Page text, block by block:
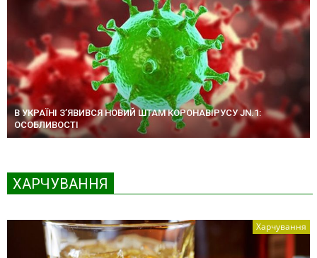
В УКРАЇНІ З’ЯВИВСЯ НОВИЙ ШТАМ КОРОНАВІРУСУ JN.1:
ОСОБЛИВОСТІ
ХАРЧУВАННЯ
Харчування